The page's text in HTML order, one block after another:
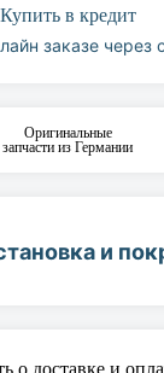
Купить в кредит
заказе через
Оригинальные
запчасти из Германии
и
о доставке и